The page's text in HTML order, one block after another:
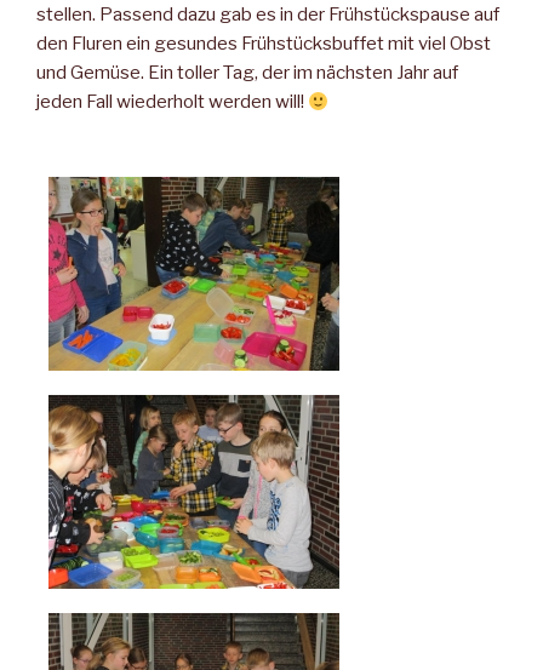
stellen. Passend dazu gab es in der Frühstückspause auf
den Fluren ein gesundes Frühstücksbuffet mit viel Obst
und Gemüse. Ein toller Tag, der im nächsten Jahr auf
jeden Fall wiederholt werden will!